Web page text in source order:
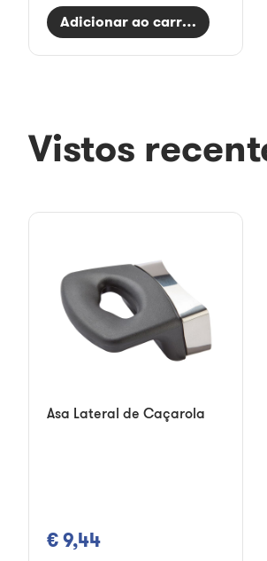
Adicionar ao carrinho
Vistos
Asa Lateral de Caçarola
€ 9,44